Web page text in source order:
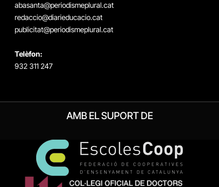
abasanta@periodismeplural.cat
redaccio@diarieducacio.cat
publicitat@periodismeplural.cat
Telèfon:
932 311 247
AMB EL SUPORT DE